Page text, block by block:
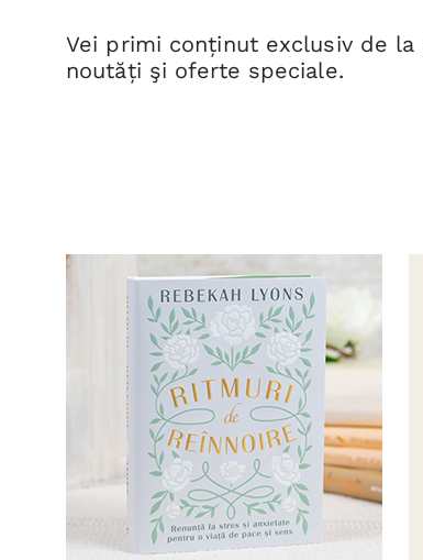
Vei primi conținut exclusiv de la
noutăți şi oferte speciale.